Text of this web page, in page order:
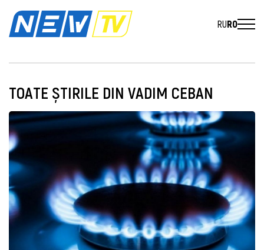
RURO
TOATE ȘTIRILE DIN VADIM CEBAN